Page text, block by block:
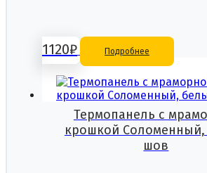
1120₽ Подробнее
Термопанель с
крошкой
шов